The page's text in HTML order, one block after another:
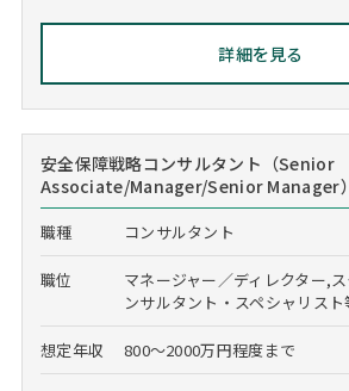
詳細を見る
安全保障戦略コンサルタント（Senior
Associate/Manager/Senior Manager）
職種 コンサルタント
職位
マネージャー／ディレクター,
ンサルタント・スペシャリスト
想定年収 800～2000万円程度まで